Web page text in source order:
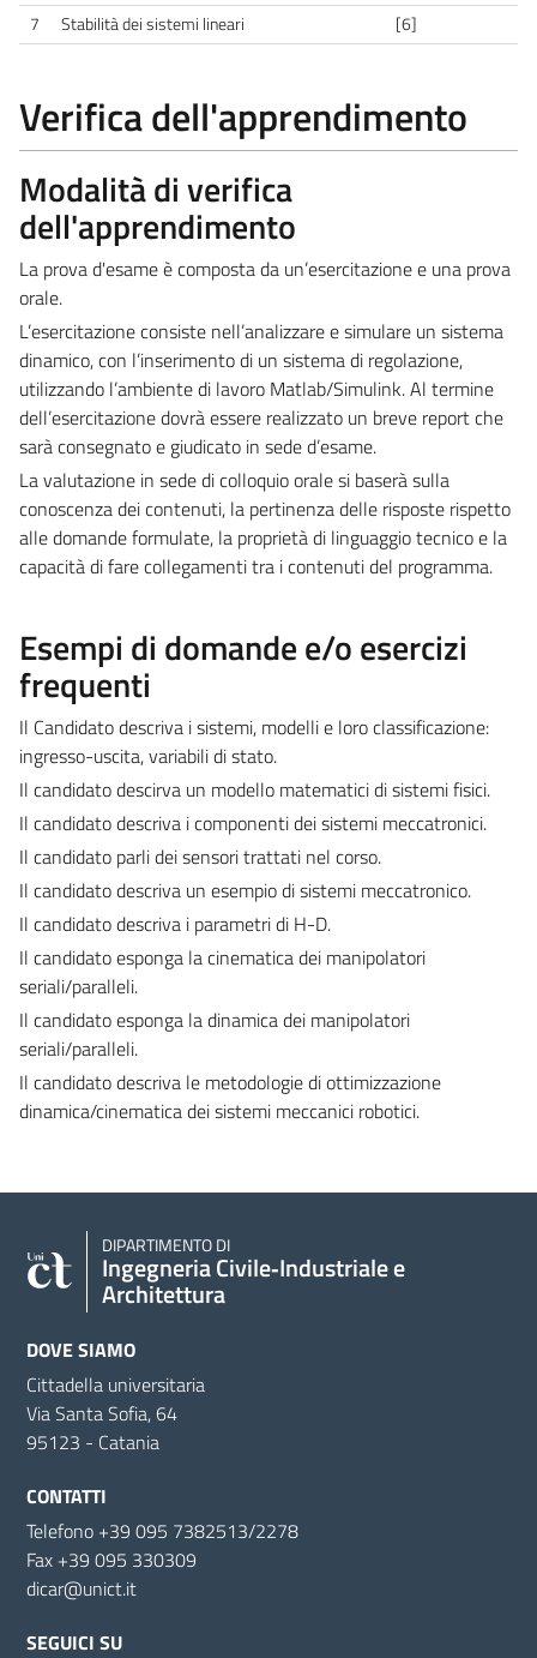
7 Stabilità dei sistemi lineari [6]
Verifica dell'apprendimento
Modalità di verifica
dell'apprendimento
La prova d'esame è composta da un’esercitazione e una prova
orale.
L’esercitazione consiste nell’analizzare e simulare un sistema
dinamico, con l’inserimento di un sistema di regolazione,
utilizzando l’ambiente di lavoro Matlab/Simulink. Al termine
dell’esercitazione dovrà essere realizzato un breve report che
sarà consegnato e giudicato in sede d’esame.
La valutazione in sede di colloquio orale si baserà sulla
conoscenza dei contenuti, la pertinenza delle risposte rispetto
alle domande formulate, la proprietà di linguaggio tecnico e la
capacità di fare collegamenti tra i contenuti del programma.
Esempi di domande e/o esercizi
frequenti
Il Candidato descriva i sistemi, modelli e loro classificazione:
ingresso-uscita, variabili di stato.
Il candidato descirva un modello matematici di sistemi fisici.
Il candidato descriva i componenti dei sistemi meccatronici.
Il candidato parli dei sensori trattati nel corso.
Il candidato descriva un esempio di sistemi meccatronico.
Il candidato descriva i parametri di H-D.
Il candidato esponga la cinematica dei manipolatori
seriali/paralleli.
Il candidato esponga la dinamica dei manipolatori
seriali/paralleli.
Il candidato descriva le metodologie di ottimizzazione
dinamica/cinematica dei sistemi meccanici robotici.
DIPARTIMENTO DI
Ingegneria Civile‑Industriale e
Architettura
DOVE SIAMO
Cittadella universitaria
Via Santa Sofia, 64
95123 - Catania
CONTATTI
Telefono +39 095 7382513/2278
Fax +39 095 330309
dicar@unict.it
SEGUICI SU